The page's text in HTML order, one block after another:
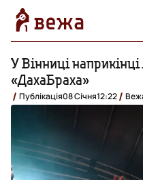
У Вінниці
«ДахаБраха»
Публікація08 Січня12:22